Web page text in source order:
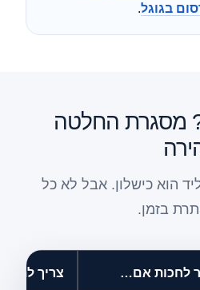
.
מסגרת החלטה
הוא כישלון. אבל לא כל
בזמן.
לחכות אם… צריך